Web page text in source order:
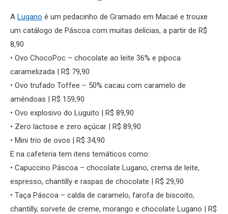
A Lugano é um pedacinho de Gramado em Macaé e trouxe
um catálogo de Páscoa com muitas delícias, a partir de R$
8,90
• Ovo ChocoPoc – chocolate ao leite 36% e pipoca
caramelizada | R$ 79,90
• Ovo trufado Toffee – 50% cacau com caramelo de
amêndoas | R$ 159,90
• Ovo explosivo do Luguito | R$ 89,90
• Zero lactose e zero açúcar | R$ 89,90
• Mini trio de ovos | R$ 34,90
E na cafeteria tem itens temáticos como:
• Capuccino Páscoa – chocolate Lugano, crema de leite,
espresso, chantilly e raspas de chocolate | R$ 29,90
• Taça Páscoa – calda de caramelo, farofa de biscoito,
chantilly, sorvete de creme, morango e chocolate Lugano | R$